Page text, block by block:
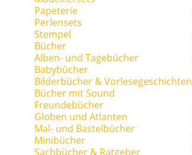
Papeterie
Perlensets
Stempel
Bücher
Alben- und Tagebücher
Babybücher
Bilderbücher & Vorlesegeschichten
Bücher mit Sound
Freundebücher
Globen und Atlanten
Mal- und Bastelbücher
Minibücher
Sachbücher & Ratgeber